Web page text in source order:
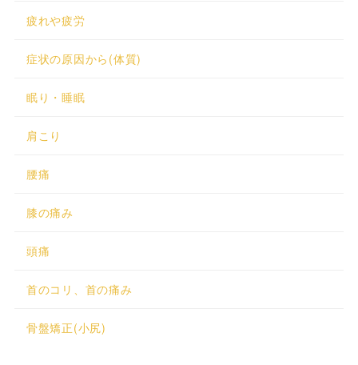
疲れや疲労
症状の原因から(体質)
眠り・睡眠
肩こり
腰痛
膝の痛み
頭痛
首のコリ、首の痛み
骨盤矯正(小尻)